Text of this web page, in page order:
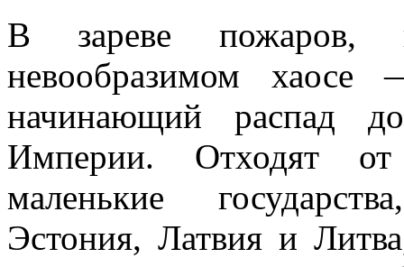
В зареве пожаров,
невообразимом хаосе
начинающий распад
Империи. Отходят от
маленькие
Эстония, Латвия и